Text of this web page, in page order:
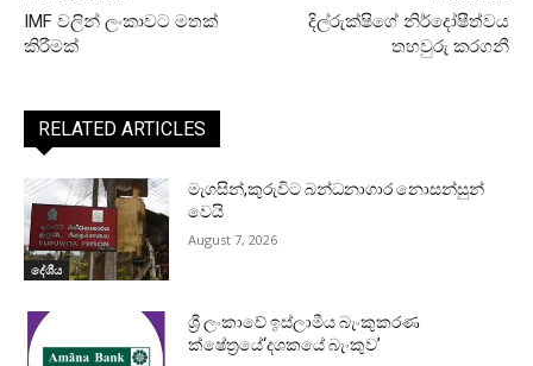
IMF වලින් ලංකාවට මතක්
කිරීමක්
දිල්රුක්ෂිගේ නිර්දෝෂීත්වය
තහවුරු කරගනී
RELATED ARTICLES
දේශීය
මැගසින්,කුරුවිට බන්ධනාගාර නොසන්සුන්
වෙයි
August 7, 2026
ශ්‍රී ලංකාවේ ඉස්ලාමීය බැංකුකරණ
ක්ෂේත්‍රයේ‘දශකයේ බැංකුව’